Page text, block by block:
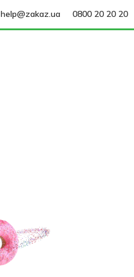
help@zakaz.ua 0800 20 20 20